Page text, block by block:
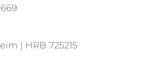
| HRB 725215